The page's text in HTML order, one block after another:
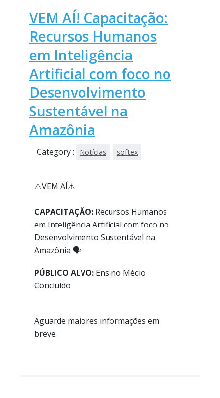
VEM AÍ! Capacitação:
Recursos Humanos
em Inteligência
Artificial com foco no
Desenvolvimento
Sustentável na
Amazônia
Category : Notícias softex
⚠️VEM AÍ⚠️
CAPACITAÇÃO: Recursos Humanos
em Inteligência Artificial com foco no
Desenvolvimento Sustentável na
Amazônia 🗣️
PÚBLICO ALVO: Ensino Médio
Concluído
Aguarde maiores informações em
breve.